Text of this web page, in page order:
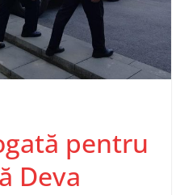
pentru
Deva